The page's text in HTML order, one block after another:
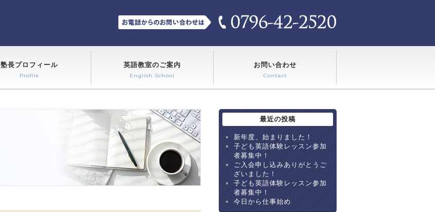
塾長プロフィール
Profile
英語教室のご案内
English School
お問い合わせ
Contact
最近の投稿
新年度、始まりました！
子ども英語体験レッスン参加
者募集中！
ご入会申し込みありがとうご
ざいました！
子ども英語体験レッスン参加
者募集中！
今日から仕事始め